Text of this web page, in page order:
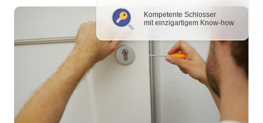
Kompetente Schlosser
mit einzigartigem Know-how